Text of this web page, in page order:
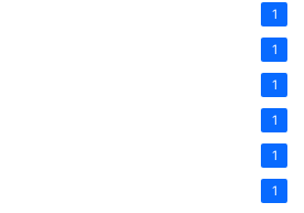
1
1
1
1
1
1